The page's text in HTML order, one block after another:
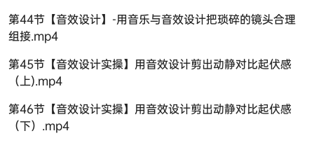
第44节【音效设计】-用音乐与音效设计把琐碎的镜头合理
组接.mp4
第45节【音效设计实操】用音效设计剪出动静对比起伏感
（上).mp4
第46节【音效设计实操】用音效设计剪出动静对比起伏感
（下）.mp4